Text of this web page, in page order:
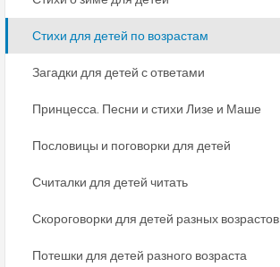
Стихи для детей по возрастам
Загадки для детей с ответами
Принцесса. Песни и стихи Лизе и Маше
Пословицы и поговорки для детей
Считалки для детей читать
Скороговорки для детей разных возрастов
Потешки для детей разного возраста